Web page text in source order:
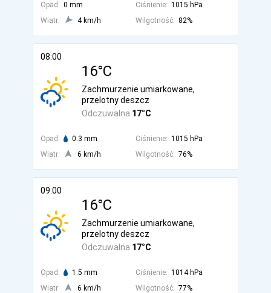
Opad: 0 mm Ciśnienie: 1015 hPa
Wiatr:
4 km/h Wilgotność: 82%
08:00
16°C
Odczuwalna 17°C
Zachmurzenie umiarkowane,
przelotny deszcz
Opad: 0.3 mm Ciśnienie: 1015 hPa
Wiatr:
6 km/h Wilgotność: 76%
09:00
16°C
Odczuwalna 17°C
Zachmurzenie umiarkowane,
przelotny deszcz
Opad: 1.5 mm Ciśnienie: 1014 hPa
Wiatr:
6 km/h Wilgotność: 77%